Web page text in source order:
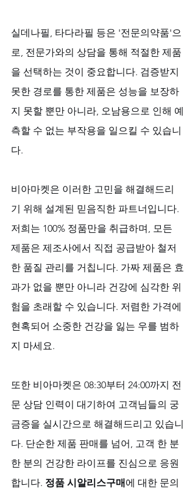
실데나필, 타다라필 등은 '전문의약품'으
로, 전문가와의 상담을 통해 적절한 제품
을 선택하는 것이 중요합니다. 검증받지
못한 경로를 통한 제품은 성능을 보장하
지 못할 뿐만 아니라, 오남용으로 인해 예
측할 수 없는 부작용을 일으킬 수 있습니
다.
비아마켓은 이러한 고민을 해결해드리
기 위해 설계된 믿음직한 파트너입니다.
저희는 100% 정품만을 취급하며, 모든
제품은 제조사에서 직접 공급받아 철저
한 품질 관리를 거칩니다. 가짜 제품은 효
과가 없을 뿐만 아니라 건강에 심각한 위
험을 초래할 수 있습니다. 저렴한 가격에
현혹되어 소중한 건강을 잃는 우를 범하
지 마세요.
또한 비아마켓은 08:30부터 24:00까지 전
문 상담 인력이 대기하여 고객님들의 궁
금증을 실시간으로 해결해드리고 있습니
다. 단순한 제품 판매를 넘어, 고객 한 분
한 분의 건강한 라이프를 진심으로 응원
합니다. 정품 시알리스구매에 대한 문의